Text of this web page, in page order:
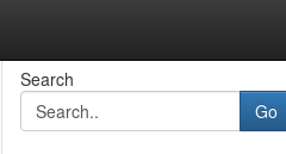
Search
Go